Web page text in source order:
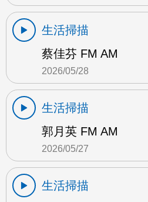
生活掃描
蔡佳芬 FM AM
2026/05/28
生活掃描
郭月英 FM AM
2026/05/27
生活掃描